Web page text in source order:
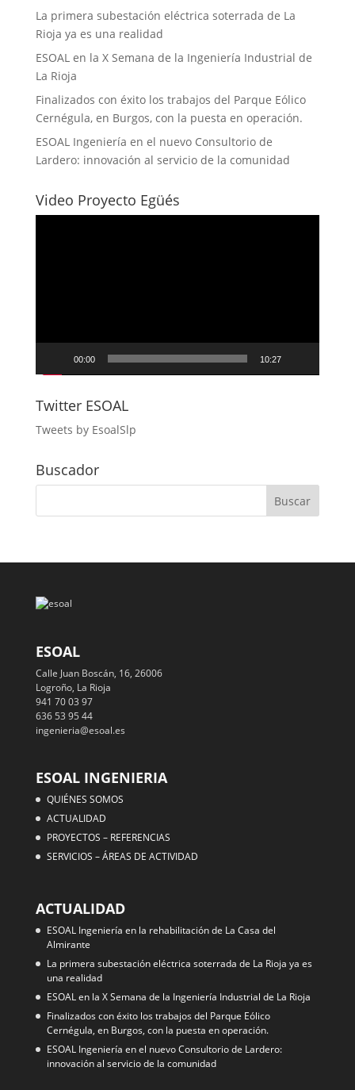
La primera subestación eléctrica soterrada de La
Rioja ya es una realidad
ESOAL en la X Semana de la Ingeniería Industrial de
La Rioja
Finalizados con éxito los trabajos del Parque Eólico
Cernégula, en Burgos, con la puesta en operación.
ESOAL Ingeniería en el nuevo Consultorio de
Lardero: innovación al servicio de la comunidad
Video Proyecto Egüés
00:00 10:27
Twitter ESOAL
Tweets by EsoalSlp
Buscador
ESOAL
Calle Juan Boscán, 16, 26006
Logroño, La Rioja
941 70 03 97
636 53 95 44
ingenieria@esoal.es
ESOAL INGENIERIA
QUIÉNES SOMOS
ACTUALIDAD
PROYECTOS – REFERENCIAS
SERVICIOS – ÁREAS DE ACTIVIDAD
ACTUALIDAD
ESOAL Ingeniería en la rehabilitación de La Casa del
Almirante
La primera subestación eléctrica soterrada de La Rioja ya es
una realidad
ESOAL en la X Semana de la Ingeniería Industrial de La Rioja
Finalizados con éxito los trabajos del Parque Eólico
Cernégula, en Burgos, con la puesta en operación.
ESOAL Ingeniería en el nuevo Consultorio de Lardero:
innovación al servicio de la comunidad